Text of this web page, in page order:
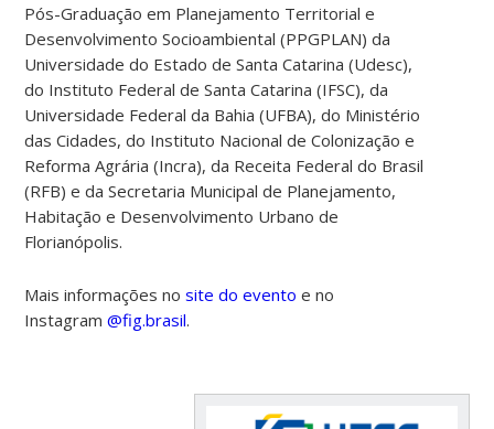
Pós-Graduação em Planejamento Territorial e
Desenvolvimento Socioambiental (PPGPLAN) da
Universidade do Estado de Santa Catarina (Udesc),
do Instituto Federal de Santa Catarina (IFSC), da
Universidade Federal da Bahia (UFBA), do Ministério
das Cidades, do Instituto Nacional de Colonização e
Reforma Agrária (Incra), da Receita Federal do Brasil
(RFB) e da Secretaria Municipal de Planejamento,
Habitação e Desenvolvimento Urbano de
Florianópolis.
Mais informações nosite do evento e no
Instagram@fig.brasil.